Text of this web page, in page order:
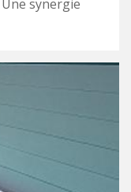
synergie